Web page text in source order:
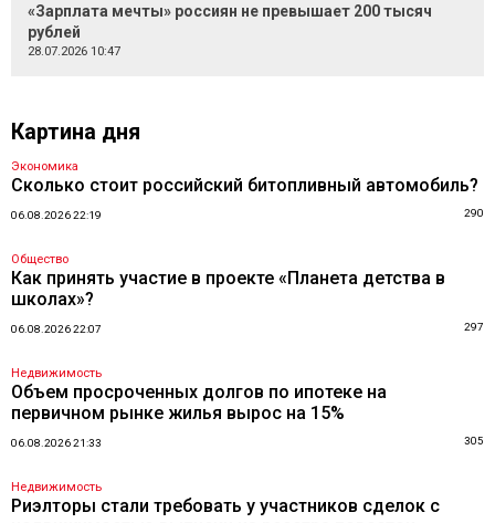
«Зарплата мечты» россиян не превышает 200 тысяч
рублей
28.07.2026 10:47
Картина дня
Экономика
Сколько стоит российский битопливный автомобиль?
06.08.2026 22:19 290
Общество
Как принять участие в проекте «Планета детства в
школах»?
06.08.2026 22:07 297
Недвижимость
Объем просроченных долгов по ипотеке на
первичном рынке жилья вырос на 15%
06.08.2026 21:33 305
Недвижимость
Риэлторы стали требовать у участников сделок с